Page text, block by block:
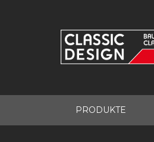
PRODUKTE